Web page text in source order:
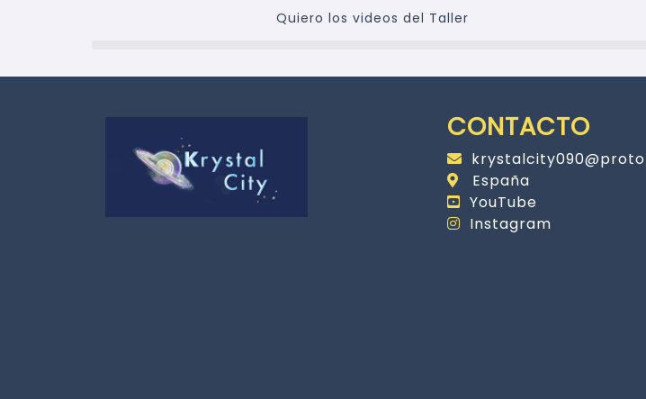
Quiero los videos del Taller
CONTACTO
España
YouTube
Instagram